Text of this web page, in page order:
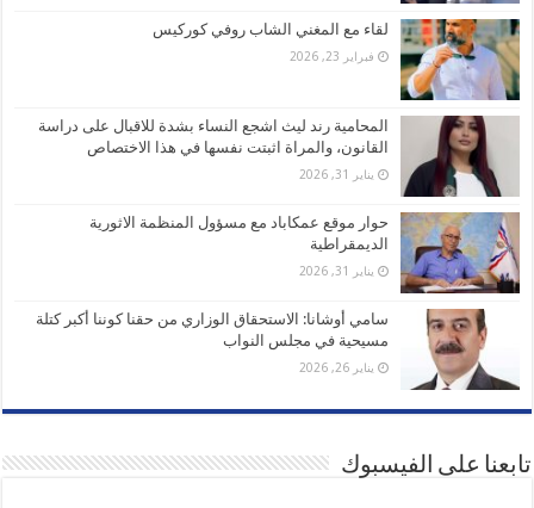
لقاء مع المغني الشاب روفي كوركيس
فبراير 23, 2026
المحامية رند ليث اشجع النساء بشدة للاقبال على دراسة
القانون، والمراة اثبتت نفسها في هذا الاختصاص
يناير 31, 2026
حوار موقع عمكاباد مع مسؤول المنظمة الاثورية
الديمقراطية
يناير 31, 2026
سامي أوشانا: الاستحقاق الوزاري من حقنا كوننا أكبر كتلة
مسيحية في مجلس النواب
يناير 26, 2026
تابعنا على الفيسبوك